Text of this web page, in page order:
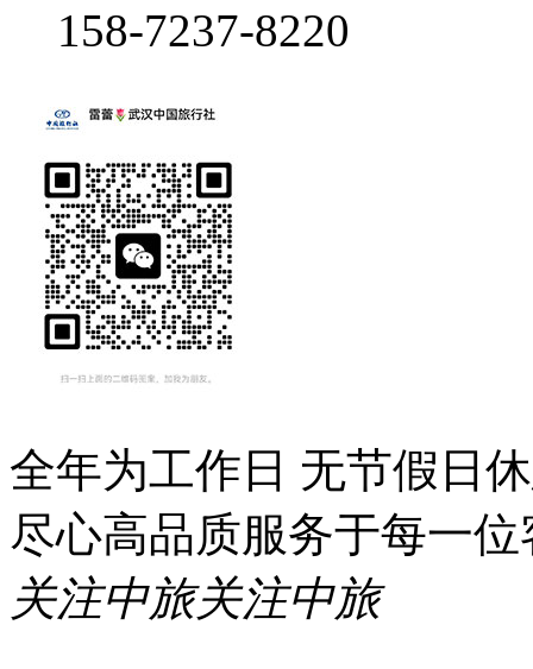
158-7237-8220
全年为工作日 无节假日
尽心高品质服务于每一位
关注中旅关注中旅